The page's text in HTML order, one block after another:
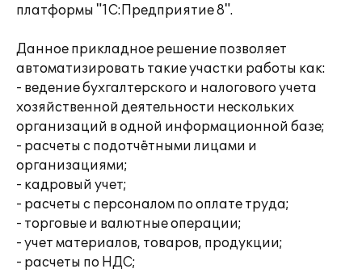
платформы "1С:Предприятие 8".
Данное прикладное решение позволяет
автоматизировать такие участки работы как:
- ведение бухгалтерского и налогового учета
хозяйственной деятельности нескольких
организаций в одной информационной базе;
- расчеты с подотчётными лицами и
организациями;
- кадровый учет;
- расчеты с персоналом по оплате труда;
- торговые и валютные операции;
- учет материалов, товаров, продукции;
- расчеты по НДС;